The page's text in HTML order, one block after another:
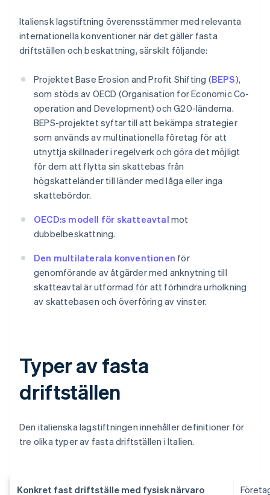
Italiensk lagstiftning överensstämmer med relevanta
internationella konventioner när det gäller fasta
driftställen och beskattning, särskilt följande:
Projektet Base Erosion and Profit Shifting (BEPS),
som stöds av OECD (Organisation for Economic Co-
operation and Development) och G20-länderna.
BEPS-projektet syftar till att bekämpa strategier
som används av multinationella företag för att
utnyttja skillnader i regelverk och göra det möjligt
för dem att flytta sin skattebas från
högskatteländer till länder med låga eller inga
skattebördor.
OECD:s modell för skatteavtal mot
dubbelbeskattning.
Den multilaterala konventionen för
genomförande av åtgärder med anknytning till
skatteavtal är utformad för att förhindra urholkning
av skattebasen och överföring av vinster.
Typer av fasta
driftställen
Den italienska lagstiftningen innehåller definitioner för
tre olika typer av fasta driftställen i Italien.
Konkret fast driftställe med fysisk närvaro